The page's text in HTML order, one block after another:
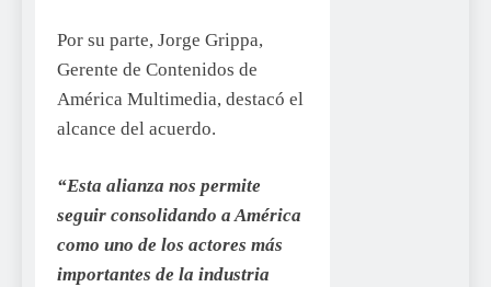
Por su parte, Jorge Grippa,
Gerente de Contenidos de
América Multimedia, destacó el
alcance del acuerdo.
“Esta alianza nos permite
seguir consolidando a América
como uno de los actores más
importantes de la industria